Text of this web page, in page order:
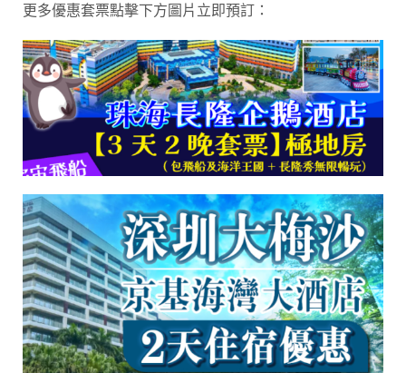
更多優惠套票點擊下方圖片立即預訂：